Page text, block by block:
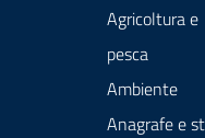
Agricoltura e
pesca
Ambiente
Anagrafe e